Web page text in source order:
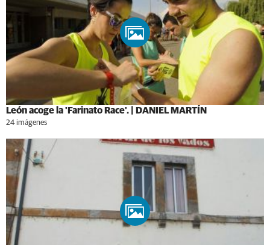
León acoge la 'Farinato Race'. | DANIEL MARTÍN
24 imágenes